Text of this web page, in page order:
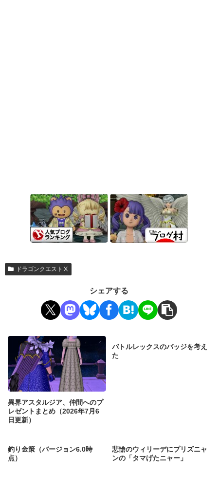
ドラゴンクエストⅩ
シェアする
異界アスタルジア、仲間へのプ
レゼントまとめ（2026年7月6
日更新）
バトルレックスのバッジを考え
た
釣り金策（バージョン6.0時
点）
悲愴のウィリーデにプリズニャ
ンの「タマげたニャー」